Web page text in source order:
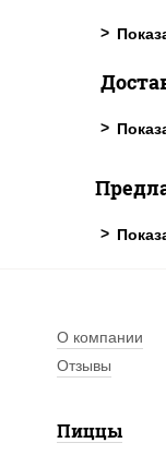
О компании
Отзывы
Пиццы